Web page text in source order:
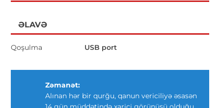
ƏLAVƏ
Qoşulma USB port
Zəmanət:
Alınan hər bir qurğu, qanun vericiliyə əsasən